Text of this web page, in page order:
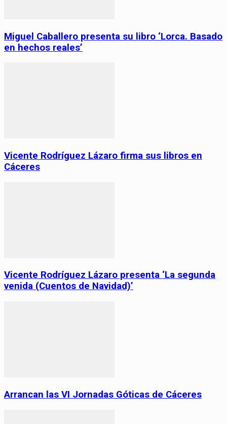
Miguel Caballero presenta su libro ‘Lorca. Basado
en hechos reales’
Vicente Rodríguez Lázaro firma sus libros en
Cáceres
Vicente Rodríguez Lázaro presenta ‘La segunda
venida (Cuentos de Navidad)’
Arrancan las VI Jornadas Góticas de Cáceres